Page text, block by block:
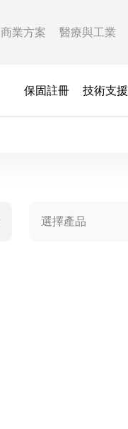
商業方案 醫療與工業
保固註冊 技術支援
選擇產品